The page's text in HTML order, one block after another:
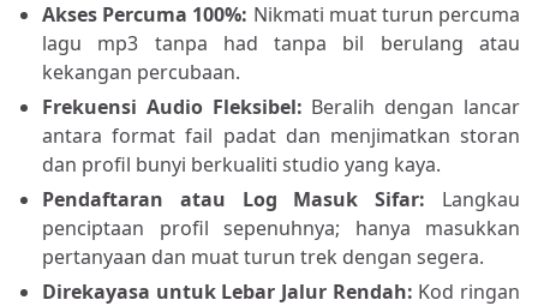
Akses Percuma 100%: Nikmati muat turun percuma
lagu mp3 tanpa had tanpa bil berulang atau
kekangan percubaan.
Frekuensi Audio Fleksibel: Beralih dengan lancar
antara format fail padat dan menjimatkan storan
dan profil bunyi berkualiti studio yang kaya.
Pendaftaran atau Log Masuk Sifar: Langkau
penciptaan profil sepenuhnya; hanya masukkan
pertanyaan dan muat turun trek dengan segera.
Direkayasa untuk Lebar Jalur Rendah: Kod ringan